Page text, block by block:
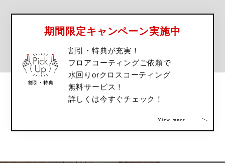
期間限定キャンペーン実施中
割引・特典が充実！
フロアコーティングご依頼で
水回りorクロスコーティング
無料サービス！
詳しくは今すぐチェック！